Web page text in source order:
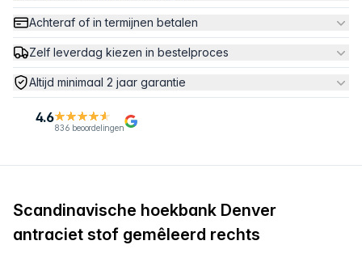
Achteraf of in termijnen betalen
Zelf leverdag kiezen in bestelproces
Altijd minimaal 2 jaar garantie
4.6
836 beoordelingen
Scandinavische hoekbank Denver
antraciet stof gemêleerd rechts